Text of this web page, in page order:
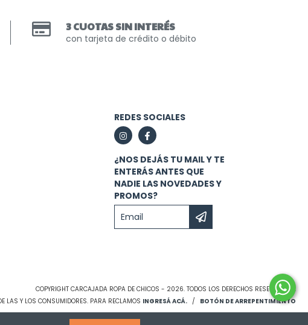
3 CUOTAS SIN INTERÉS
con tarjeta de crédito o débito
REDES SOCIALES
¿NOS DEJÁS TU MAIL Y TE
ENTERÁS ANTES QUE
NADIE LAS NOVEDADES Y
PROMOS?
COPYRIGHT CARCAJADA ROPA DE CHICOS - 2026. TODOS LOS DERECHOS RESERVADOS.
LAS Y LOS CONSUMIDORES. PARA RECLAMOS INGRESÁ ACÁ. / BOTÓN DE ARREPENTIMIENTO